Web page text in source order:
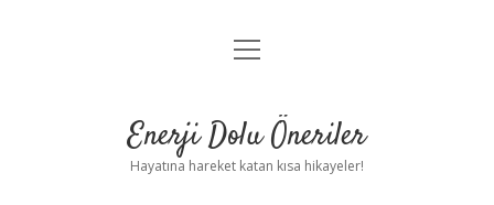
Anasayfa
Yasal Uyarı
menüyü
Enerji Dolu Öneriler
Hayatına hareket katan kısa hikayeler!